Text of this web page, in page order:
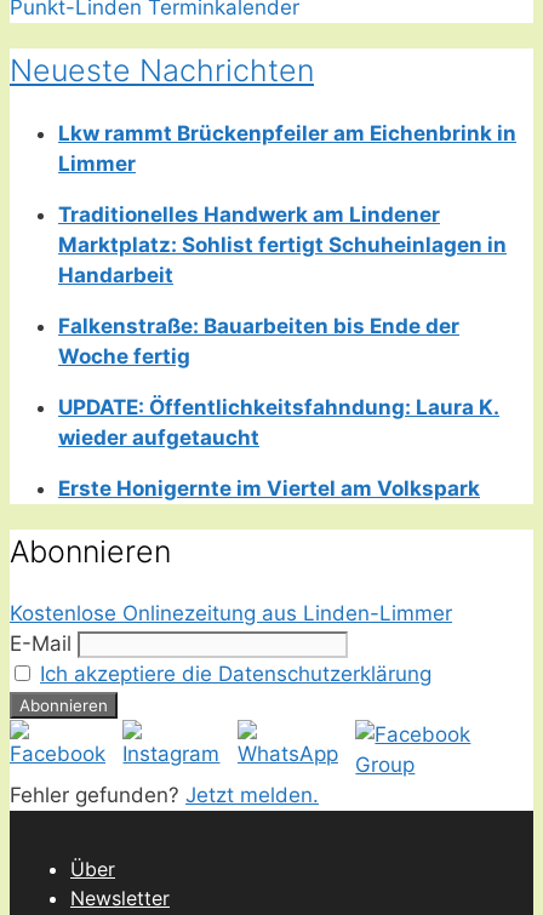
Neueste Nachrichten
Lkw rammt Brückenpfeiler am Eichenbrink in
Limmer
Traditionelles Handwerk am Lindener
Marktplatz: Sohlist fertigt Schuheinlagen in
Handarbeit
Falkenstraße: Bauarbeiten bis Ende der
Woche fertig
UPDATE: Öffentlichkeitsfahndung: Laura K.
wieder aufgetaucht
Erste Honigernte im Viertel am Volkspark
Abonnieren
Kostenlose Onlinezeitung aus Linden-Limmer
E-Mail
Ich akzeptiere die Datenschutzerklärung
Fehler gefunden? Jetzt melden.
Über
Newsletter